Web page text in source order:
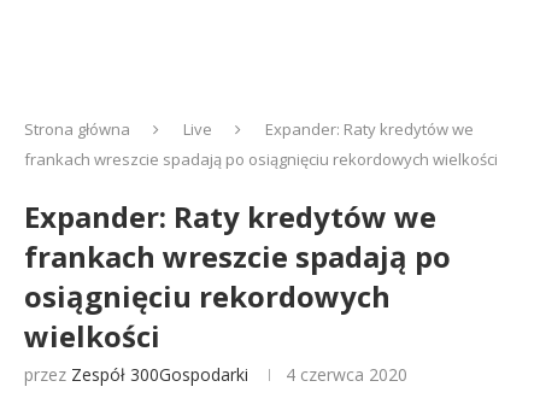
Strona główna Live
Expander: Raty kredytów we
frankach wreszcie spadają po osiągnięciu rekordowych wielkości
Expander: Raty kredytów we
frankach wreszcie spadają po
osiągnięciu rekordowych
wielkości
przez Zespół 300Gospodarki 4 czerwca 2020